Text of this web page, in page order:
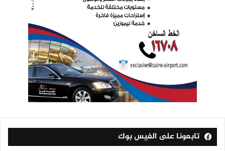
تابعونا على الفيس بوك